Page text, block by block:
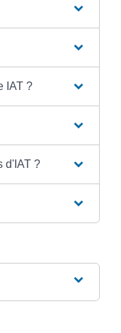
IAT ?
d'IAT ?